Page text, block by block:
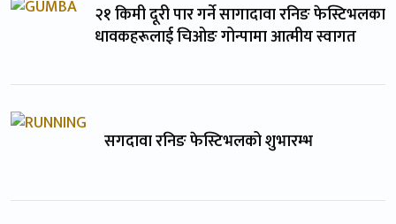
२१ किमी दूरी पार गर्ने सागादावा रनिङ फेस्टिभलका
धावकहरूलाई चिओङ गोन्पामा आत्मीय स्वागत
सगदावा रनिङ फेस्टिभलको शुभारम्भ